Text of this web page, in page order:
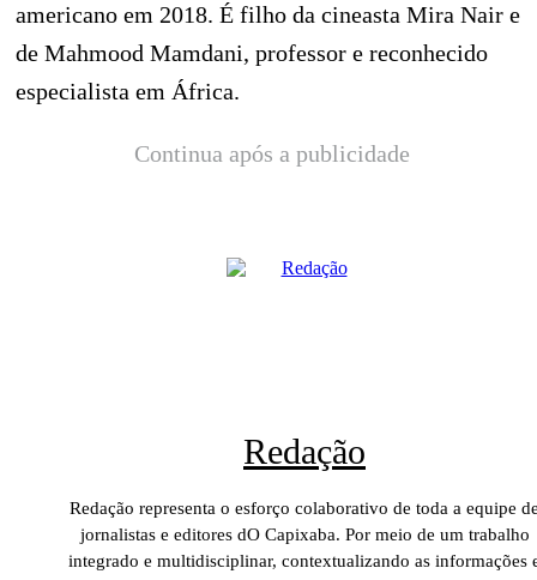
americano em 2018. É filho da cineasta Mira Nair e
de Mahmood Mamdani, professor e reconhecido
especialista em África.
Continua após a publicidade
Redação
Redação representa o esforço colaborativo de toda a equipe
jornalistas e editores dO Capixaba. Por meio de um trabalho
integrado e multidisciplinar, contextualizando as informações